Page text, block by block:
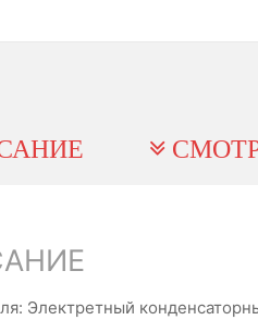
Электретный